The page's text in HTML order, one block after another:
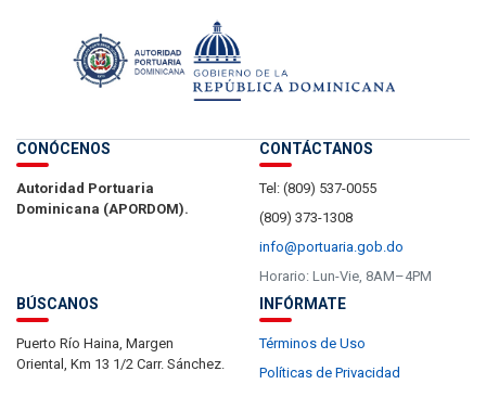
CONÓCENOS
Autoridad Portuaria
Dominicana (APORDOM).
CONTÁCTANOS
Tel: (809) 537-0055
(809) 373-1308
info@portuaria.gob.do
Horario: Lun-Vie, 8AM–4PM
BÚSCANOS
Puerto Río Haina, Margen
Oriental, Km 13 1/2 Carr. Sánchez.
INFÓRMATE
Términos de Uso
Políticas de Privacidad